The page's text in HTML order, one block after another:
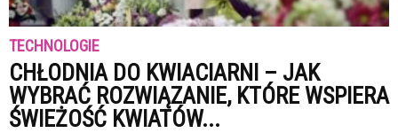
TECHNOLOGIE
CHŁODNIA DO KWIACIARNI – JAK
WYBRAĆ ROZWIĄZANIE, KTÓRE WSPIERA
ŚWIEŻOŚĆ KWIATÓW...